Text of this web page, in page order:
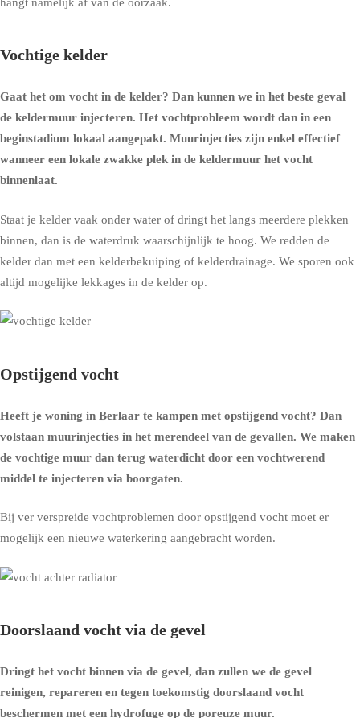
Vochtige kelder
Gaat het om vocht in de kelder? Dan kunnen we in het beste geval
de keldermuur injecteren. Het vochtprobleem wordt dan in een
beginstadium lokaal aangepakt. Muurinjecties zijn enkel effectief
wanneer een lokale zwakke plek in de keldermuur het vocht
binnenlaat.
Staat je kelder vaak onder water of dringt het langs meerdere plekken
binnen, dan is de waterdruk waarschijnlijk te hoog. We redden de
kelder dan met een kelderbekuiping of kelderdrainage. We sporen ook
altijd mogelijke lekkages in de kelder op.
Opstijgend vocht
Heeft je woning in Berlaar te kampen met opstijgend vocht? Dan
volstaan muurinjecties in het merendeel van de gevallen. We maken
de vochtige muur dan terug waterdicht door een vochtwerend
middel te injecteren via boorgaten.
Bij ver verspreide vochtproblemen door opstijgend vocht moet er
mogelijk een nieuwe waterkering aangebracht worden.
Doorslaand vocht via de gevel
Dringt het vocht binnen via de gevel, dan zullen we de gevel
reinigen, repareren en tegen toekomstig doorslaand vocht
beschermen met een hydrofuge op de poreuze muur.